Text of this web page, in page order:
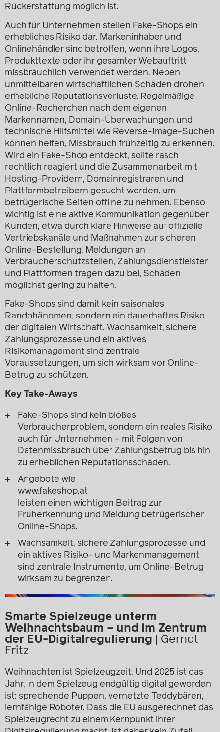
Rückerstattung möglich ist.
Auch für Unternehmen stellen Fake-Shops ein
erhebliches Risiko dar. Markeninhaber und
Onlinehändler sind betroffen, wenn ihre Logos,
Produkttexte oder ihr gesamter Webauftritt
missbräuchlich verwendet werden. Neben
unmittelbaren wirtschaftlichen Schäden drohen
erhebliche Reputationsverluste. Regelmäßige
Online-Recherchen nach dem eigenen
Markennamen, Domain-Überwachungen und
technische Hilfsmittel wie Reverse-Image-Suchen
können helfen, Missbrauch frühzeitig zu erkennen.
Wird ein Fake-Shop entdeckt, sollte rasch
rechtlich reagiert und die Zusammenarbeit mit
Hosting-Providern, Domainregistraren und
Plattformbetreibern gesucht werden, um
betrügerische Seiten offline zu nehmen. Ebenso
wichtig ist eine aktive Kommunikation gegenüber
Kunden, etwa durch klare Hinweise auf offizielle
Vertriebskanäle und Maßnahmen zur sicheren
Online-Bestellung. Meldungen an
Verbraucherschutzstellen, Zahlungsdienstleister
und Plattformen tragen dazu bei, Schäden
möglichst gering zu halten.
Fake-Shops sind damit kein saisonales
Randphänomen, sondern ein dauerhaftes Risiko
der digitalen Wirtschaft. Wachsamkeit, sichere
Zahlungsprozesse und ein aktives
Risikomanagement sind zentrale
Voraussetzungen, um sich wirksam vor Online-
Betrug zu schützen.
Key Take-Aways
Fake-Shops sind kein bloßes
Verbraucherproblem, sondern ein reales Risiko
auch für Unternehmen – mit Folgen von
Datenmissbrauch über Zahlungsbetrug bis hin
zu erheblichen Reputationsschäden.
Angebote wie
www.fakeshop.at
leisten einen wichtigen Beitrag zur
Früherkennung und Meldung betrügerischer
Online-Shops.
Wachsamkeit, sichere Zahlungsprozesse und
ein aktives Risiko- und Markenmanagement
sind zentrale Instrumente, um Online-Betrug
wirksam zu begrenzen.
Smarte Spielzeuge unterm
Weihnachtsbaum – und im Zentrum
der EU-Digitalregulierung
Gernot
Fritz
Weihnachten ist Spielzeugzeit. Und 2025 ist das
Jahr, in dem Spielzeug endgültig digital geworden
ist: sprechende Puppen, vernetzte Teddybären,
lernfähige Roboter. Dass die EU ausgerechnet das
Spielzeugrecht zu einem Kernpunkt ihrer